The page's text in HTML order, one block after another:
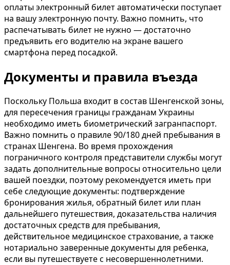
оплаты электронный билет автоматически поступает
на вашу электронную почту. Важно помнить, что
распечатывать билет не нужно — достаточно
предъявить его водителю на экране вашего
смартфона перед посадкой.
Документы и правила въезда
Поскольку Польша входит в состав Шенгенской зоны,
для пересечения границы гражданам Украины
необходимо иметь биометрический загранпаспорт.
Важно помнить о правиле 90/180 дней пребывания в
странах Шенгена. Во время прохождения
пограничного контроля представители службы могут
задать дополнительные вопросы относительно цели
вашей поездки, поэтому рекомендуется иметь при
себе следующие документы: подтверждение
бронирования жилья, обратный билет или план
дальнейшего путешествия, доказательства наличия
достаточных средств для пребывания,
действительное медицинское страхование, а также
нотариально заверенные документы для ребенка,
если вы путешествуете с несовершеннолетними.